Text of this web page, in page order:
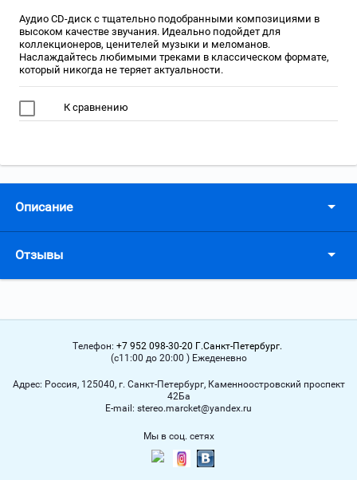
Аудио CD-диск с тщательно подобранными композициями в
высоком качестве звучания. Идеально подойдет для
коллекционеров, ценителей музыки и меломанов.
Наслаждайтесь любимыми треками в классическом формате,
который никогда не теряет актуальности.
К сравнению
Описание
Отзывы
Телефон: +7 952 098-30-20 Г.Санкт-Петербург.
(с11:00 до 20:00 ) Ежеденевно
Адрес: Россия, 125040, г. Санкт-Петербург, Каменноостровский проспект
42Ба
Е-mail: stereo.marcket@yandex.ru
Мы в соц. сетях